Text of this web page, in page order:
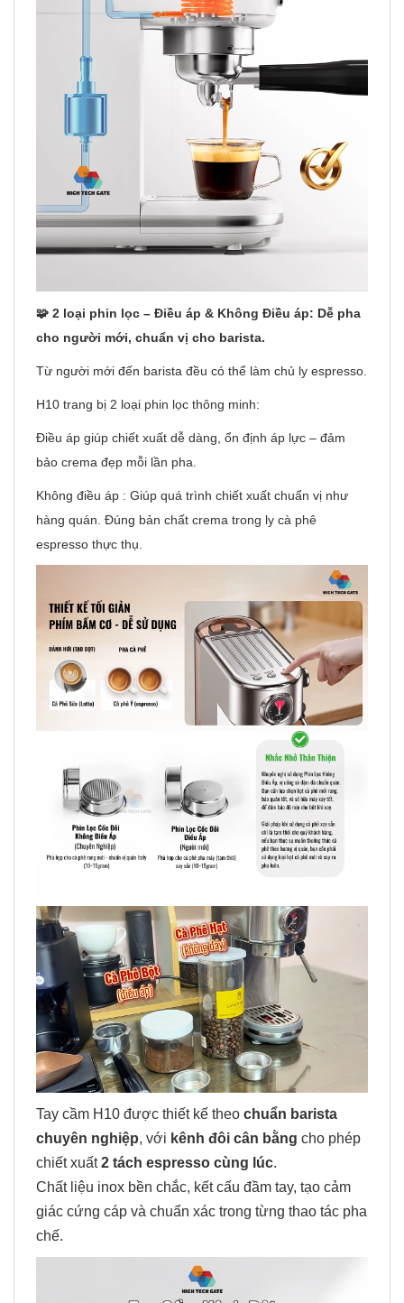
🧩 2 loại phin lọc – Điều áp & Không Điều áp: Dễ pha
cho người mới, chuẩn vị cho barista.
Từ người mới đến barista đều có thể làm chủ ly espresso.
H10 trang bị 2 loại phin lọc thông minh:
Điều áp giúp chiết xuất dễ dàng, ổn định áp lực – đảm
bảo crema đẹp mỗi lần pha.
Không điều áp : Giúp quá trình chiết xuất chuẩn vị như
hàng quán. Đúng bản chất crema trong ly cà phê
espresso thực thụ.
Tay cầm H10 được thiết kế theo chuẩn barista
chuyên nghiệp, với kênh đôi cân bằng cho phép
chiết xuất2 tách espresso cùng lúc.
Chất liệu inox bền chắc, kết cấu đầm tay, tạo cảm
giác cứng cáp và chuẩn xác trong từng thao tác pha
chế.